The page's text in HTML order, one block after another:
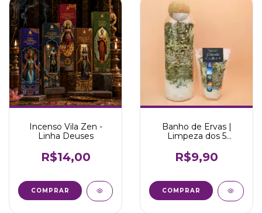
Incenso Vila Zen -
Linha Deuses
R$14,00
COMPRAR
Banho de Ervas |
Limpeza dos 5
R$9,90
COMPRAR